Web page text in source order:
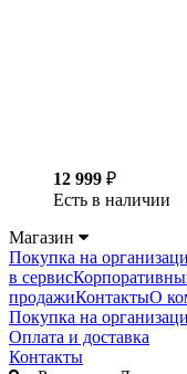
12 999 ₽
Есть в наличии
Магазин
Покупка на
в сервис
продажиКонтактыО
Покупка на
Оплата и доставка
Контакты